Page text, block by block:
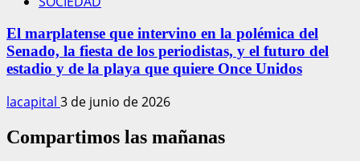
El marplatense que intervino en la polémica del
Senado, la fiesta de los periodistas, y el futuro del
estadio y de la playa que quiere Once Unidos
lacapital 3 de junio de 2026
Compartimos las mañanas